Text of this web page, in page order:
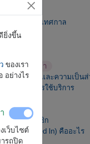
รจัดส่งสินค้า
อกไม้ในช่วงเทศกาล
อยู่
รเปลี่ยนสินค้า
ามปลอดภัยและความเป็น
ะเงื่อนไขการใช้บริการ
ยชน์ของสมาชิก
(Stay Signed In) คืออะไร
ยิ่งขึ้น
ของเรา
อย่างไร
เว็บไซต์
รถปิด